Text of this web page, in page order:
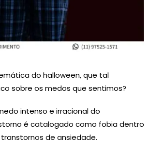
do halloween, que tal
sobre os medos que sentimos?
intenso e irracional do
é catalogado como fobia dentro
de ansiedade.